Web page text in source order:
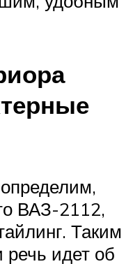
ВАЗ-2112,
Таким
речь идет об